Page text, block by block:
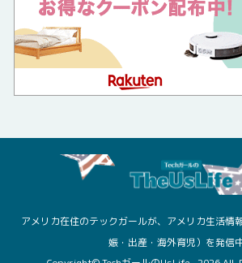
アメリカ在住のテックガールが、アメリカ生活情
娠・出産・海外育児）を発信